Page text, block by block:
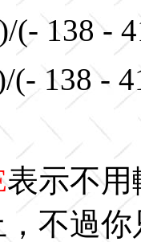
(- 138 -
(- 138 -
表示不
不過